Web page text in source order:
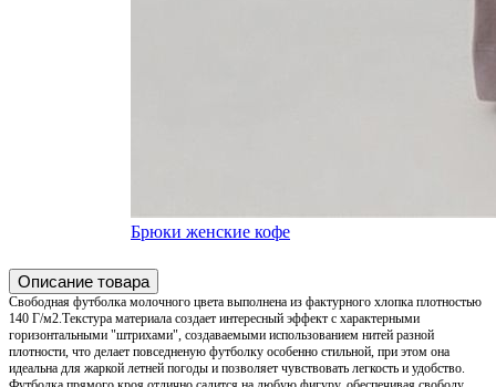
Брюки женские кофе
Описание товара
Свободная футболка молочного цвета выполнена из фактурного хлопка плотностью
140 Г/м2.Текстура материала создает интересный эффект с характерными
горизонтальными "штрихами", создаваемыми использованием нитей разной
плотности, что делает повседненую футболку особенно стильной, при этом она
идеальна для жаркой летней погоды и позволяет чувствовать легкость и удобство.